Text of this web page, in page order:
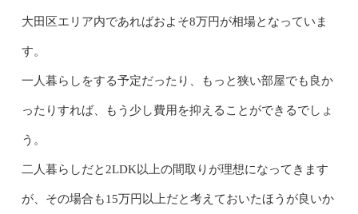
大田区エリア内であればおよそ8万円が相場となっていま
す。
一人暮らしをする予定だったり、もっと狭い部屋でも良か
ったりすれば、もう少し費用を抑えることができるでしょ
う。
二人暮らしだと2LDK以上の間取りが理想になってきます
が、その場合も15万円以上だと考えておいたほうが良いか